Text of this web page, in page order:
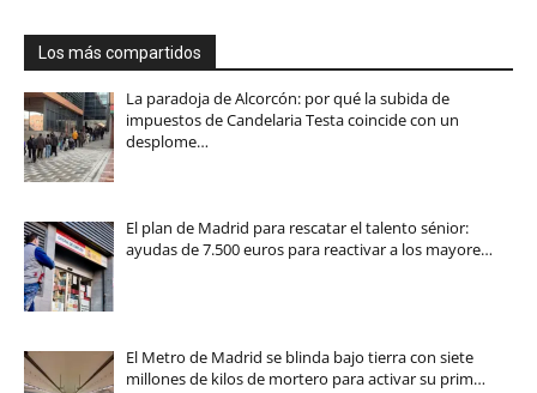
Los más compartidos
La paradoja de Alcorcón: por qué la subida de
impuestos de Candelaria Testa coincide con un
desplome…
El plan de Madrid para rescatar el talento sénior:
ayudas de 7.500 euros para reactivar a los mayore…
El Metro de Madrid se blinda bajo tierra con siete
millones de kilos de mortero para activar su prim…